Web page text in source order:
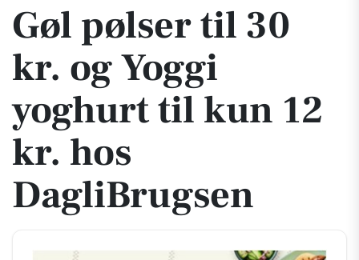
Gøl pølser til 30
kr. og Yoggi
yoghurt til kun 12
kr. hos
DagliBrugsen